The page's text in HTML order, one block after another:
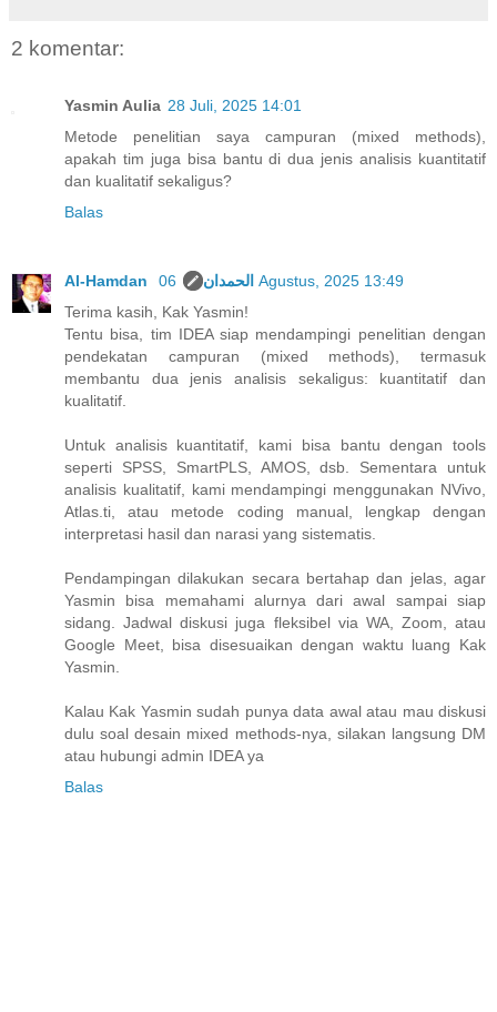
2 komentar:
Yasmin Aulia 28 Juli, 2025 14:01
Metode penelitian saya campuran (mixed methods),
apakah tim juga bisa bantu di dua jenis analisis kuantitatif
dan kualitatif sekaligus?
Balas
Al-Hamdan الحمدان 06 Agustus, 2025 13:49
Terima kasih, Kak Yasmin!
Tentu bisa, tim IDEA siap mendampingi penelitian dengan
pendekatan campuran (mixed methods), termasuk
membantu dua jenis analisis sekaligus: kuantitatif dan
kualitatif.
Untuk analisis kuantitatif, kami bisa bantu dengan tools
seperti SPSS, SmartPLS, AMOS, dsb. Sementara untuk
analisis kualitatif, kami mendampingi menggunakan NVivo,
Atlas.ti, atau metode coding manual, lengkap dengan
interpretasi hasil dan narasi yang sistematis.
Pendampingan dilakukan secara bertahap dan jelas, agar
Yasmin bisa memahami alurnya dari awal sampai siap
sidang. Jadwal diskusi juga fleksibel via WA, Zoom, atau
Google Meet, bisa disesuaikan dengan waktu luang Kak
Yasmin.
Kalau Kak Yasmin sudah punya data awal atau mau diskusi
dulu soal desain mixed methods-nya, silakan langsung DM
atau hubungi admin IDEA ya
Balas